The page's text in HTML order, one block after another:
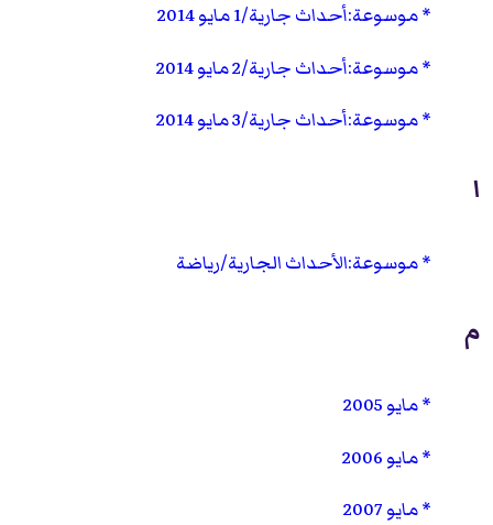
موسوعة:أحداث جارية/1 مايو 2014
موسوعة:أحداث جارية/2 مايو 2014
موسوعة:أحداث جارية/3 مايو 2014
ا
موسوعة:الأحداث الجارية/رياضة
م
مايو 2005
مايو 2006
مايو 2007